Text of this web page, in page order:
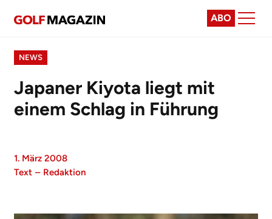
ABO
NEWS
Japaner Kiyota liegt mit
einem Schlag in Führung
1. März 2008
Text – Redaktion